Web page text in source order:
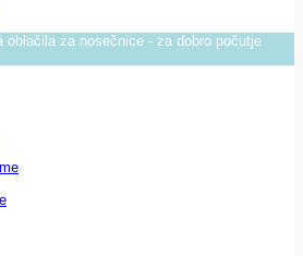
oblačila za nosečnice - za dobro počutje